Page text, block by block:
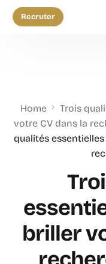
Recruter
Home
Trois
votre CV dans la
qualités
briller